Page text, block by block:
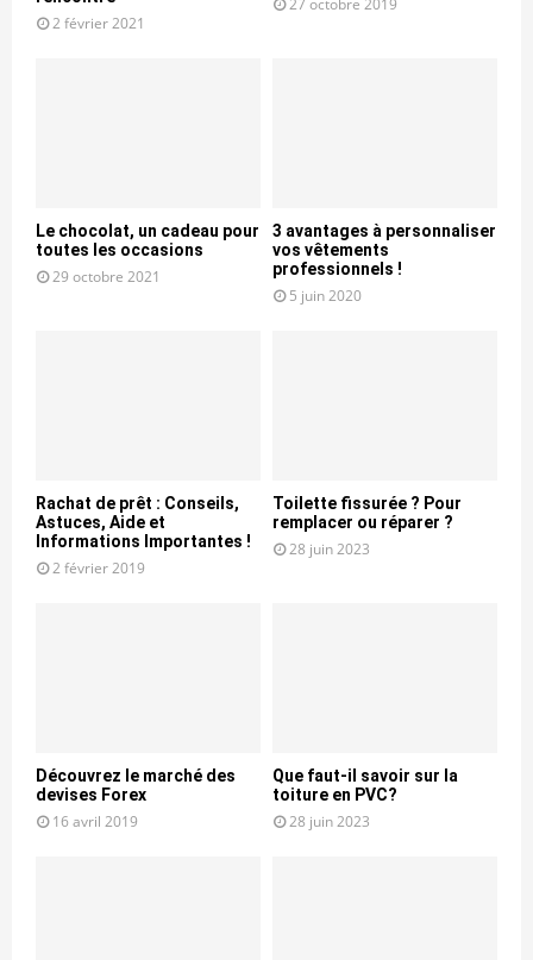
2 février 2021
27 octobre 2019
Le chocolat, un cadeau pour
toutes les occasions
29 octobre 2021
3 avantages à personnaliser
vos vêtements
professionnels !
5 juin 2020
Rachat de prêt : Conseils,
Astuces, Aide et
Informations Importantes !
2 février 2019
Toilette fissurée ? Pour
remplacer ou réparer ?
28 juin 2023
Découvrez le marché des
devises Forex
16 avril 2019
Que faut-il savoir sur la
toiture en PVC?
28 juin 2023